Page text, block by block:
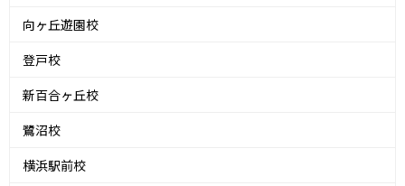
向ヶ丘遊園校
登戸校
新百合ヶ丘校
鷺沼校
横浜駅前校